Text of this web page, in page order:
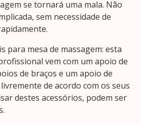
se tornará uma mala. Não
sem necessidade de
para mesa de massagem: esta
vem com um apoio de
de braços e um apoio de
de acordo com os seus
destes acessórios, podem ser